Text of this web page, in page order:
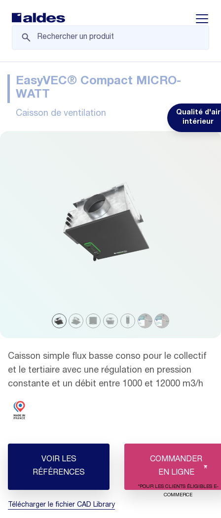
Qualité d'air
intérieur
EasyVEC® Compact MICRO-
WATT
Caisson de ventilation
Caisson simple flux basse conso pour le collectif
et le tertiaire avec une régulation en pression
constante et un débit entre 1000 et 12000 m3/h
VOIR LES
RÉFÉRENCES
COMMANDER
EN LIGNE
*POUR LES CLIENTS ÉLIGIBLES E-
COMMERCE
Télécharger le fichier CAD Library